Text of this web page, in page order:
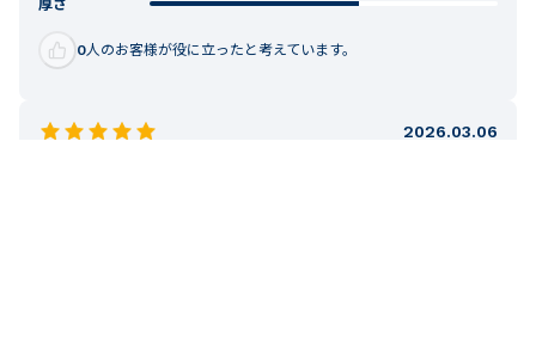
厚さ
0人のお客様が役に立ったと考えています。
2026.03.06